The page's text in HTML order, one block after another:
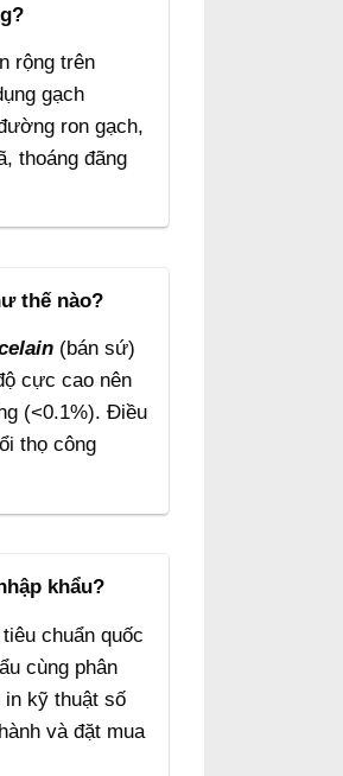
rộng trên
gạch
ron gạch,
thoáng đãng
thế nào?
(bán sứ)
cực cao nên
(<0.1%). Điều
thọ công
khẩu?
chuẩn quốc
cùng phân
kỹ thuật số
và đặt mua